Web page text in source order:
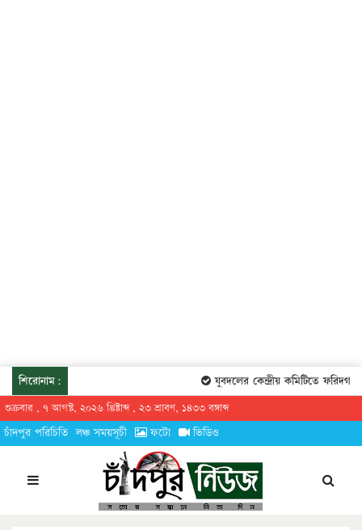
শিরোনাম: যুবদলের কেন্দ্রীয় কমিটিতে ফরিদগঞ্জের
শুক্রবার , ৭ আগস্ট, ২০২৬ খ্রিষ্টাব্দ , ২৩ শ্রাবণ, ১৪৩৩ বঙ্গাব্দ
চাঁদপুর পরিচিতি লঞ্চ সময়সূচী ফটো ভিডিও